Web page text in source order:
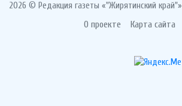
2026 © Редакция газеты «"Жирятинский край"»
О проекте Карта сайта